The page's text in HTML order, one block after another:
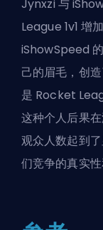
Jynxzi 与
League 1v1 增
iShowSpeed
己的眉毛，创
是 Rocket
这种个人后果
观众人数起到
们竞争的真实性